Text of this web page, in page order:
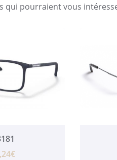
qui pourraient vous